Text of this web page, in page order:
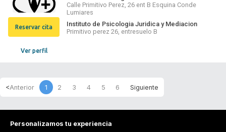
Ver perfil
Reservar cita
Calle Primitivo Perez, 26 ent B Esquina Conde
Lumiares
Instituto de Psicologia Juridica y Mediacion
Primitivo perez 26, entresuelo B
1 2 3 4 5 6
Personalizamos tu experiencia